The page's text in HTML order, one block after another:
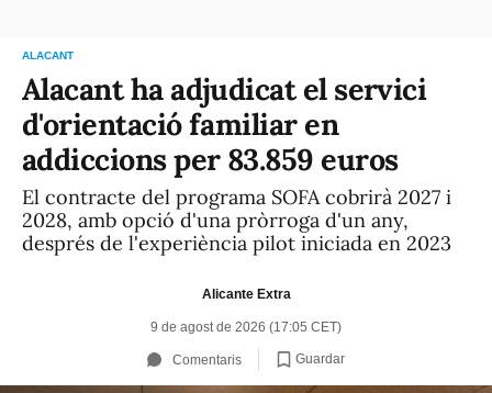
ALACANT
Alacant ha adjudicat el servici
d'orientació familiar en
addiccions per 83.859 euros
El contracte del programa SOFA cobrirà 2027 i
2028, amb opció d'una pròrroga d'un any,
després de l'experiència pilot iniciada en 2023
Alicante Extra
9 de agost de 2026 (17:05 CET)
Comentaris Guardar